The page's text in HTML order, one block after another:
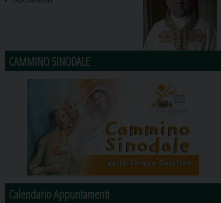
CAMMINO SINODALE
Calendario Appuntamenti